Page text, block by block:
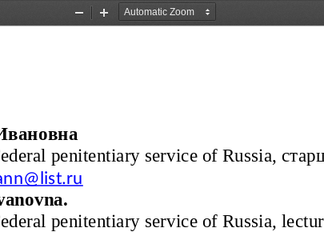
Zoom
Zoom
penitentiary service of Russia
penitentiary service of Russia ,